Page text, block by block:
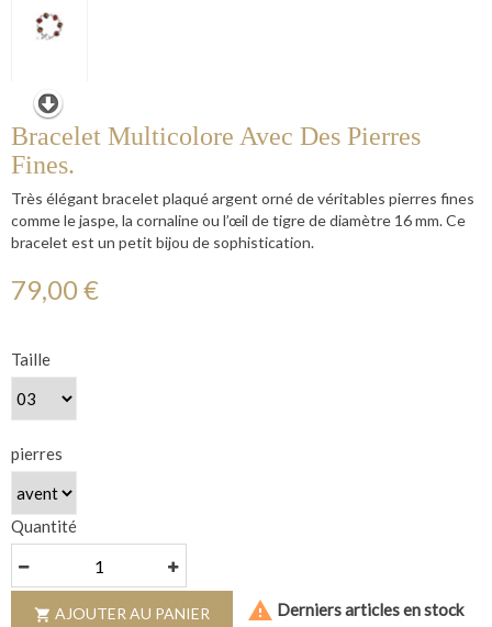
Bracelet Multicolore Avec Des Pierres
Fines.
Très élégant bracelet plaqué argent orné de véritables pierres fines
comme le jaspe, la cornaline ou l’œil de tigre de diamètre 16 mm. Ce
bracelet est un petit bijou de sophistication.
79,00 €
Taille
pierres
Quantité
 AJOUTER AU PANIER  Derniers articles en stock